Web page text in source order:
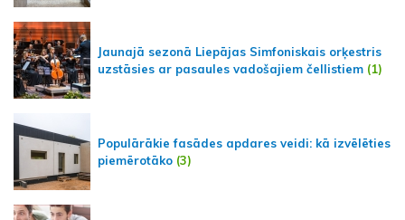
Jaunajā sezonā Liepājas Simfoniskais orķestris
uzstāsies ar pasaules vadošajiem čellistiem (1)
Populārākie fasādes apdares veidi: kā izvēlēties
piemērotāko (3)